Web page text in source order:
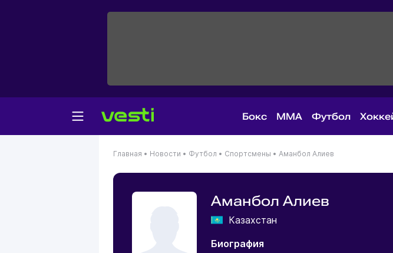
Бокс MMA Футбол
Главная • Новости • Футбол • Спортсмены • Аманбол Алиев
Аманбол Алиев
Казахстан
Биография